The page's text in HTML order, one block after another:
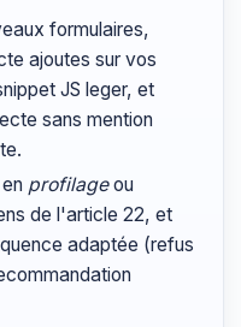
formulaires,
ajoutes sur vos
JS leger, et
sans mention
profilageou
de l'article 22, et
adaptée (refus